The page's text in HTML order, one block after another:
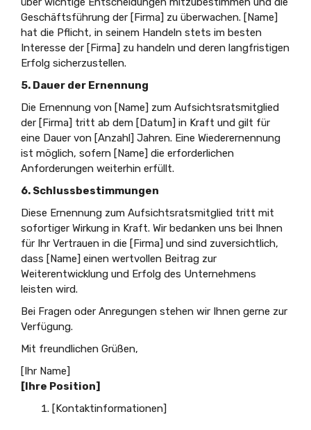
Geschäftsführung der [Firma] zu überwachen. [Name]
hat die Pflicht, in seinem Handeln stets im besten
Interesse der [Firma] zu handeln und deren langfristigen
Erfolg sicherzustellen.
5. Dauer der Ernennung
Die Ernennung von [Name] zum Aufsichtsratsmitglied
der [Firma] tritt ab dem [Datum] in Kraft und gilt für
eine Dauer von [Anzahl] Jahren. Eine Wiederernennung
ist möglich, sofern [Name] die erforderlichen
Anforderungen weiterhin erfüllt.
6. Schlussbestimmungen
Diese Ernennung zum Aufsichtsratsmitglied tritt mit
sofortiger Wirkung in Kraft. Wir bedanken uns bei Ihnen
für Ihr Vertrauen in die [Firma] und sind zuversichtlich,
dass [Name] einen wertvollen Beitrag zur
Weiterentwicklung und Erfolg des Unternehmens
leisten wird.
Bei Fragen oder Anregungen stehen wir Ihnen gerne zur
Verfügung.
Mit freundlichen Grüßen,
[Ihr Name]
[Ihre Position]
[Kontaktinformationen]